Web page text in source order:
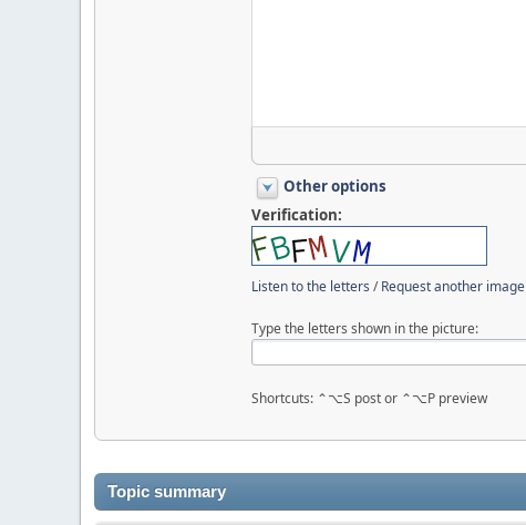
Other options
Verification:
Listen to the letters /Request another image
Type the letters shown in the picture:
Shortcuts: ⌃⌥S post or ⌃⌥P preview
Topic summary